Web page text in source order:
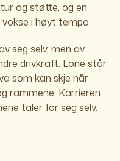
og støtte, og en
i høyt tempo.
seg selv, men av
drivkraft. Lone står
som kan skje når
rammene. Karrieren
taler for seg selv.